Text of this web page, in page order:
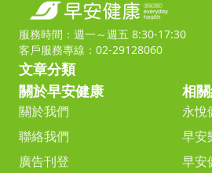
服務時間：週一～週五 8:30-17:30
客戶服務專線：02-29128060
文章分類
關於早安健康
關於我們
聯絡我們
廣告刊登
相
永悅
早安
早安